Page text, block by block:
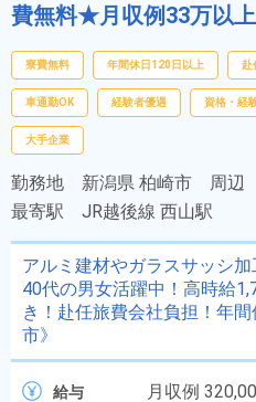
費無料★月収例33万以上
寮費無料 年間休日120日以上 赴
車通勤OK 経験者優遇 資格・経
大手企業
勤務地 新潟県 柏崎市 周辺
最寄駅 JR越後線 西山駅
アルミ建材やガラスサッシ
40代の男女活躍中！高時給
き！赴任旅費会社負担！年
市》
給与
月収例